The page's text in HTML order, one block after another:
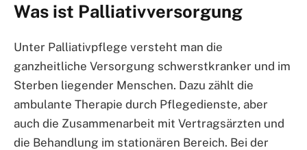
Was ist Palliativversorgung
Unter Palliativpflege versteht man die
ganzheitliche Versorgung schwerstkranker und im
Sterben liegender Menschen. Dazu zählt die
ambulante Therapie durch Pflegedienste, aber
auch die Zusammenarbeit mit Vertragsärzten und
die Behandlung im stationären Bereich. Bei der